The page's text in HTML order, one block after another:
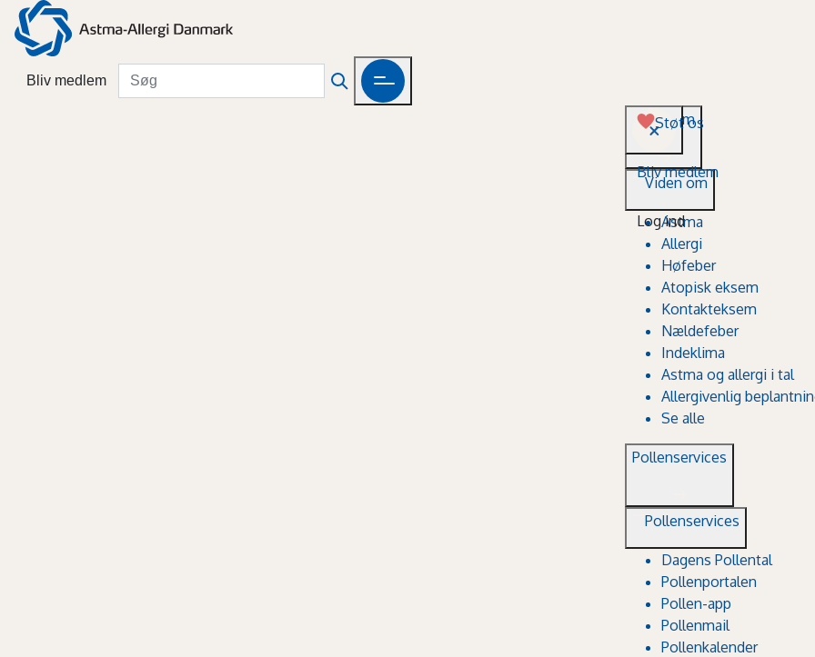
Bliv medlem
Støt os
Bliv medlem
Log ind
Viden om
Viden om
Astma
Allergi
Høfeber
Atopisk eksem
Kontakteksem
Nældefeber
Indeklima
Astma og allergi i tal
Allergivenlig
Se alle
Pollenservices
Pollenservices
Dagens Pollental
Pollenportalen
Pollen-app
Pollenmail
Pollenkalender